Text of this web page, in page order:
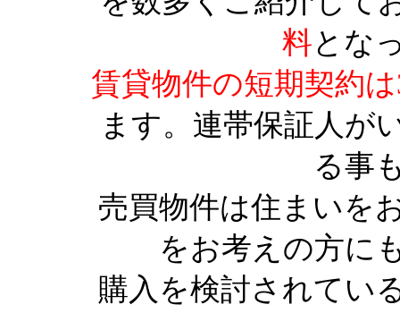
料とな
賃貸物件の短期契約
ます。連帯保証人が
る事
売買物件は住まいを
をお考えの方に
購入を検討されてい